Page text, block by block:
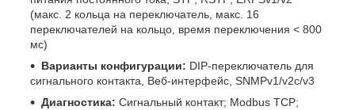
(макс. 2 кольца на переключатель, макс. 16
переключателей на кольцо, время переключения < 800
мс)
Варианты конфигурации: DIP-переключатель для
сигнального контакта, Веб-интерфейс, SNMPv1/v2c/v3
Диагностика: Сигнальный контакт; Modbus TCP;